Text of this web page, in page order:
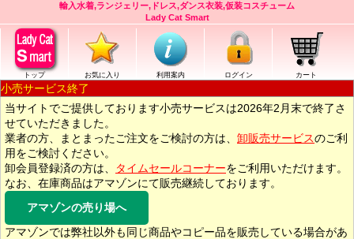
輸入水着,ランジェリー,ドレス,ダンス衣装,仮装コスチューム
Lady Cat Smart
トップ お気に入り 利用案内 ログイン カート
小売サービス終了
当サイトでご提供しております小売サービスは2026年2月末で終了さ
せていただきました。
業者の方、まとまったご注文をご検討の方は、 卸販売サービスのご利
用をご検討ください。
卸会員登録済の方は、
タイムセールコーナーをご利用いただけます。
なお、在庫商品はアマゾンにて販売継続しております。
アマゾンの売り場へ
アマゾンでは弊社以外も同じ商品やコピー品を販売している場合があ